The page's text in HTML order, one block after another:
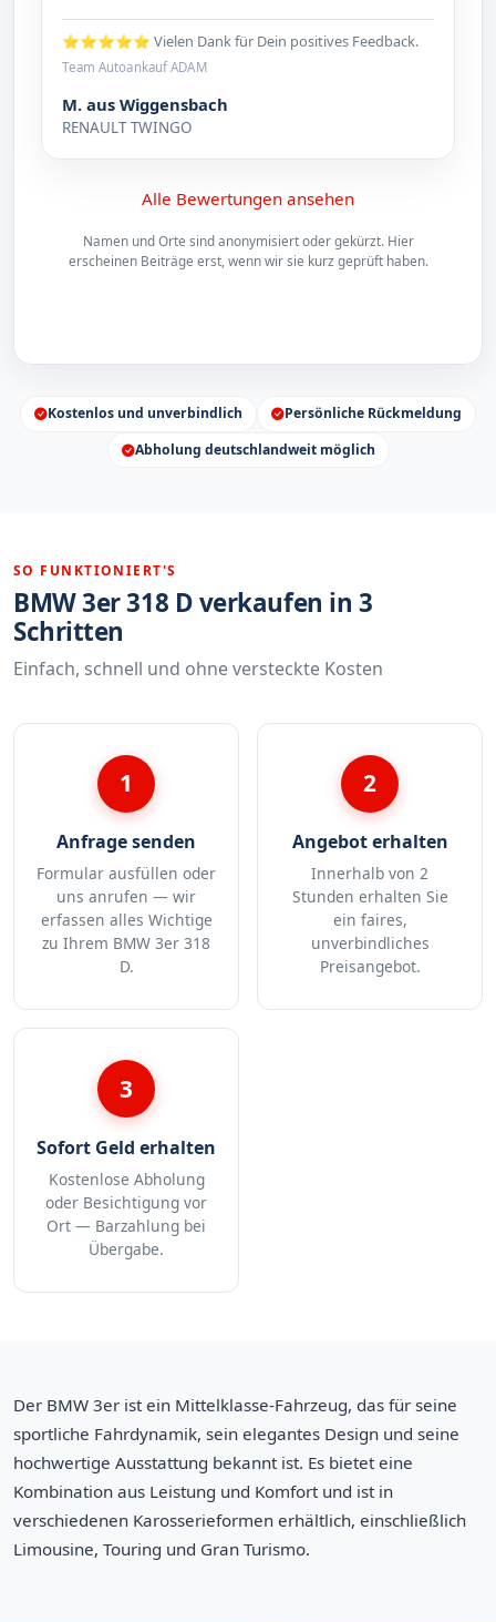
⭐⭐⭐⭐⭐ Vielen Dank für Dein positives Feedback.
Team Autoankauf ADAM
M. aus Wiggensbach
RENAULT TWINGO
Alle Bewertungen ansehen
Namen und Orte sind anonymisiert oder gekürzt. Hier
erscheinen Beiträge erst, wenn wir sie kurz geprüft haben.
Kostenlos und unverbindlich
Persönliche Rückmeldung
Abholung deutschlandweit möglich
SO FUNKTIONIERT'S
BMW 3er 318 D verkaufen in 3
Schritten
Einfach, schnell und ohne versteckte Kosten
1
Anfrage senden
Formular ausfüllen oder
uns anrufen — wir
erfassen alles Wichtige
zu Ihrem BMW 3er 318
D.
2
Angebot erhalten
Innerhalb von 2
Stunden erhalten Sie
ein faires,
unverbindliches
Preisangebot.
3
Sofort Geld erhalten
Kostenlose Abholung
oder Besichtigung vor
Ort — Barzahlung bei
Übergabe.
Der BMW 3er ist ein Mittelklasse-Fahrzeug, das für seine
sportliche Fahrdynamik, sein elegantes Design und seine
hochwertige Ausstattung bekannt ist. Es bietet eine
Kombination aus Leistung und Komfort und ist in
verschiedenen Karosserieformen erhältlich, einschließlich
Limousine, Touring und Gran Turismo.